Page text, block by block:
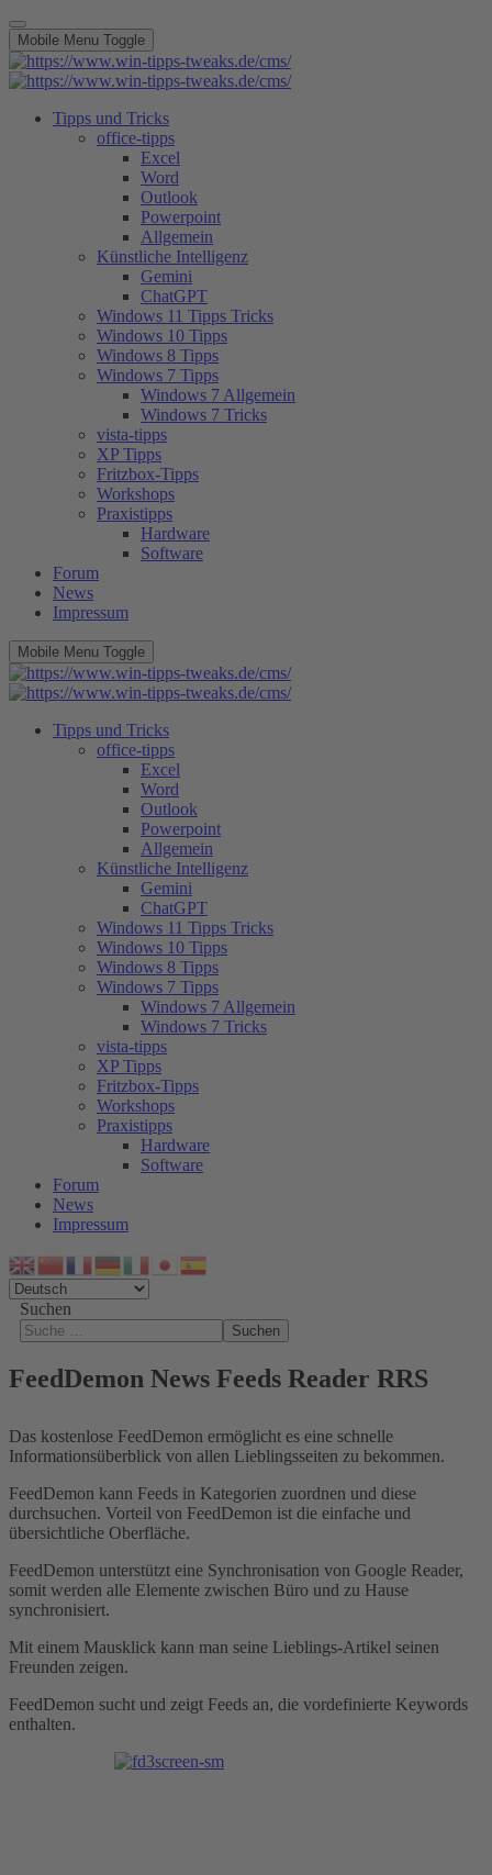
Mobile Menu Toggle
Tipps und Tricks
office-tipps
Excel
Word
Outlook
Powerpoint
Allgemein
Künstliche Intelligenz
Gemini
ChatGPT
Windows 11 Tipps Tricks
Windows 10 Tipps
Windows 8 Tipps
Windows 7 Tipps
Windows 7 Allgemein
Windows 7 Tricks
vista-tipps
XP Tipps
Fritzbox-Tipps
Workshops
Praxistipps
Hardware
Software
Forum
News
Impressum
Mobile Menu Toggle
Tipps und Tricks
office-tipps
Excel
Word
Outlook
Powerpoint
Allgemein
Künstliche Intelligenz
Gemini
ChatGPT
Windows 11 Tipps Tricks
Windows 10 Tipps
Windows 8 Tipps
Windows 7 Tipps
Windows 7 Allgemein
Windows 7 Tricks
vista-tipps
XP Tipps
Fritzbox-Tipps
Workshops
Praxistipps
Hardware
Software
Forum
News
Impressum
Suchen
Suchen
FeedDemon News Feeds Reader RRS
Das kostenlose FeedDemon ermöglicht es eine schnelle
Informationsüberblick von allen Lieblingsseiten zu bekommen.
FeedDemon kann Feeds in Kategorien zuordnen und diese
durchsuchen. Vorteil von FeedDemon ist die einfache und
übersichtliche Oberfläche.
FeedDemon unterstützt eine Synchronisation von Google Reader,
somit werden alle Elemente zwischen Büro und zu Hause
synchronisiert.
Mit einem Mausklick kann man seine Lieblings-Artikel seinen
Freunden zeigen.
FeedDemon sucht und zeigt Feeds an, die vordefinierte Keywords
enthalten.